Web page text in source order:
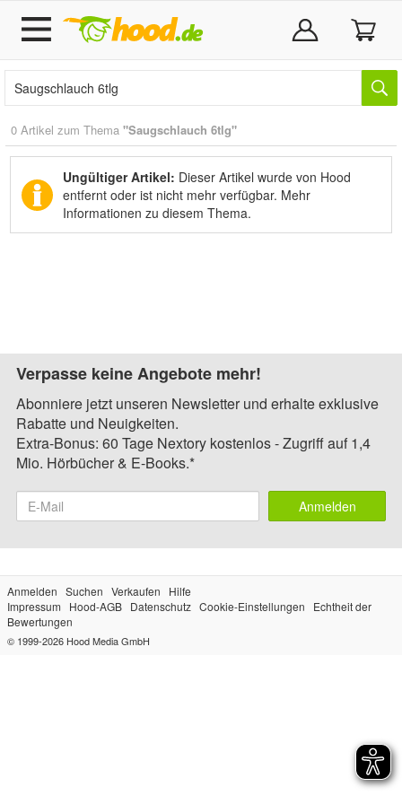
0 Artikel zum Thema "Saugschlauch 6tlg"
Ungültiger Artikel: Dieser Artikel wurde von Hood
entfernt oder ist nicht mehr verfügbar. Mehr
Informationen zu diesem Thema.
Verpasse keine Angebote mehr!
Abonniere jetzt unseren Newsletter und erhalte exklusive
Rabatte und Neuigkeiten.
Extra-Bonus: 60 Tage Nextory kostenlos - Zugriff auf 1,4
Mio. Hörbücher & E-Books.*
Anmelden
Anmelden Suchen Verkaufen
Hilfe
Impressum
Hood-AGB Datenschutz Cookie-Einstellungen
Echtheit der
Bewertungen
© 1999-2026 Hood Media GmbH